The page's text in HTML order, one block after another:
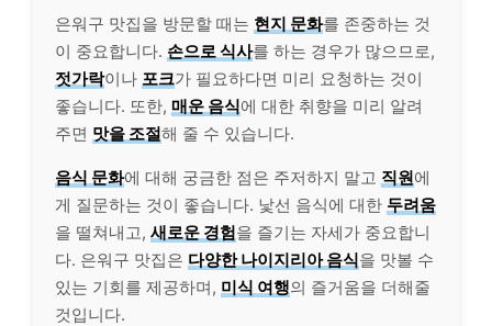
은워구 맛집을 방문할 때는 현지 문화를 존중하는 것
이 중요합니다. 손으로 식사를 하는 경우가 많으므로,
젓가락이나 포크가 필요하다면 미리 요청하는 것이
좋습니다. 또한, 매운 음식에 대한 취향을 미리 알려
주면 맛을 조절해 줄 수 있습니다.
음식 문화에 대해 궁금한 점은 주저하지 말고 직원에
게 질문하는 것이 좋습니다. 낯선 음식에 대한 두려움
을 떨쳐내고, 새로운 경험을 즐기는 자세가 중요합니
다. 은워구 맛집은 다양한 나이지리아 음식을 맛볼 수
있는 기회를 제공하며, 미식 여행의 즐거움을 더해줄
것입니다.